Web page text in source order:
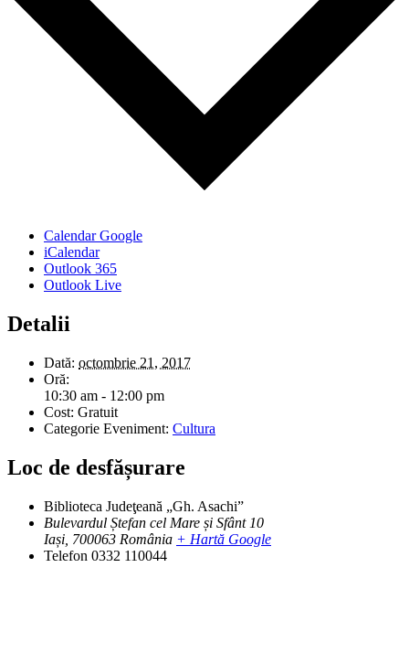
Calendar Google
iCalendar
Outlook 365
Outlook Live
Detalii
Dată: octombrie 21, 2017
Oră:
10:30 am - 12:00 pm
Cost: Gratuit
Categorie Eveniment: Cultura
Loc de desfășurare
Biblioteca Judeţeană „Gh. Asachi”
Bulevardul Ștefan cel Mare și Sfânt 10
Iași 700063 România + Hartă Google
Telefon 0332 110044